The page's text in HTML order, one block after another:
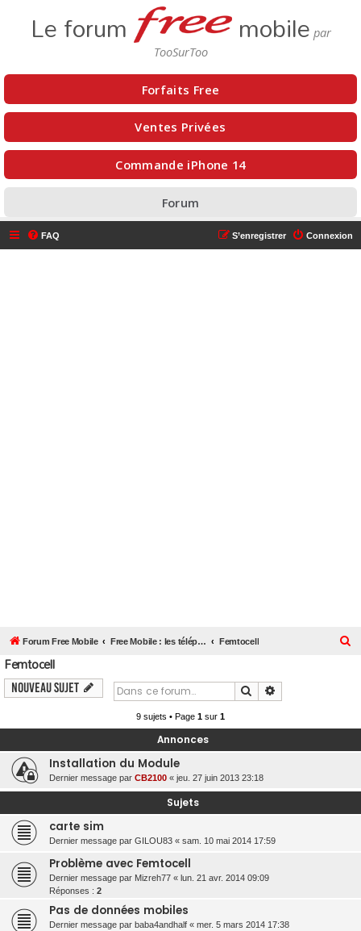
Le forum mobile
Forfaits Free
Ventes Privées
Commande iPhone 14
Forum
FAQ Connexion
S’enregistrer
Forum Free Mobile Free Mobile : les téléphones mobiles - OS - SIM - Femtocell Femtocell
r
Femtocell
Nouveau sujet Rechercher
9 sujets • Page 1 sur 1
Annonces
Installation du Module
Dernier message par CB2100 « jeu. 27 juin 2013 23:18
Sujets
carte sim
Dernier message par GILOU83 « sam. 10 mai 2014 17:59
Problème avec Femtocell
Dernier message par Mizreh77 « lun. 21 avr. 2014 09:09
Réponses : 2
Pas de données mobiles
Dernier message par baba4andhalf « mer. 5 mars 2014 17:38